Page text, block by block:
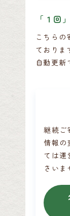
「１回
こちらの
ておりま
自動更新
継続ご
情報の
ては運
さいま